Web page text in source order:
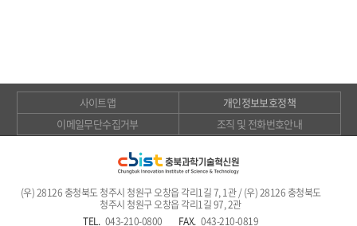
사이트맵
개인정보보호정책
이메일무단수집거부
조직 및 전화번호안내
(우) 28126 충청북도 청주시 청원구 오창읍 각리1길 7, 1관 / (우) 28126 충청북도
청주시 청원구 오창읍 각리1길 97, 2관
TEL. 043-210-0800 FAX. 043-210-0819